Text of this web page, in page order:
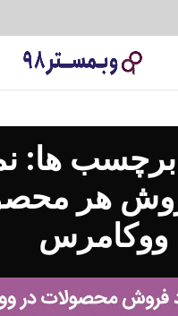
برچسب ها:
هر
ووکامرس